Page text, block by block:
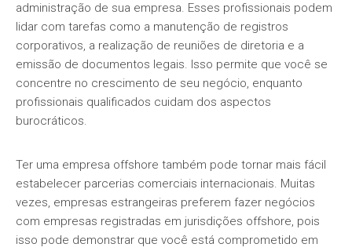
administração de sua empresa. Esses profissionais podem
lidar com tarefas como a manutenção de registros
corporativos, a realização de reuniões de diretoria e a
emissão de documentos legais. Isso permite que você se
concentre no crescimento de seu negócio, enquanto
profissionais qualificados cuidam dos aspectos
burocráticos.
Ter uma empresa offshore também pode tornar mais fácil
estabelecer parcerias comerciais internacionais. Muitas
vezes, empresas estrangeiras preferem fazer negócios
com empresas registradas em jurisdições offshore, pois
isso pode demonstrar que você está comprometido em